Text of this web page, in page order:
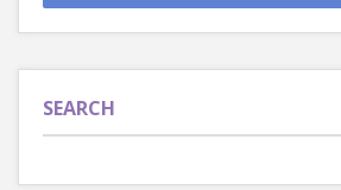
SEARCH